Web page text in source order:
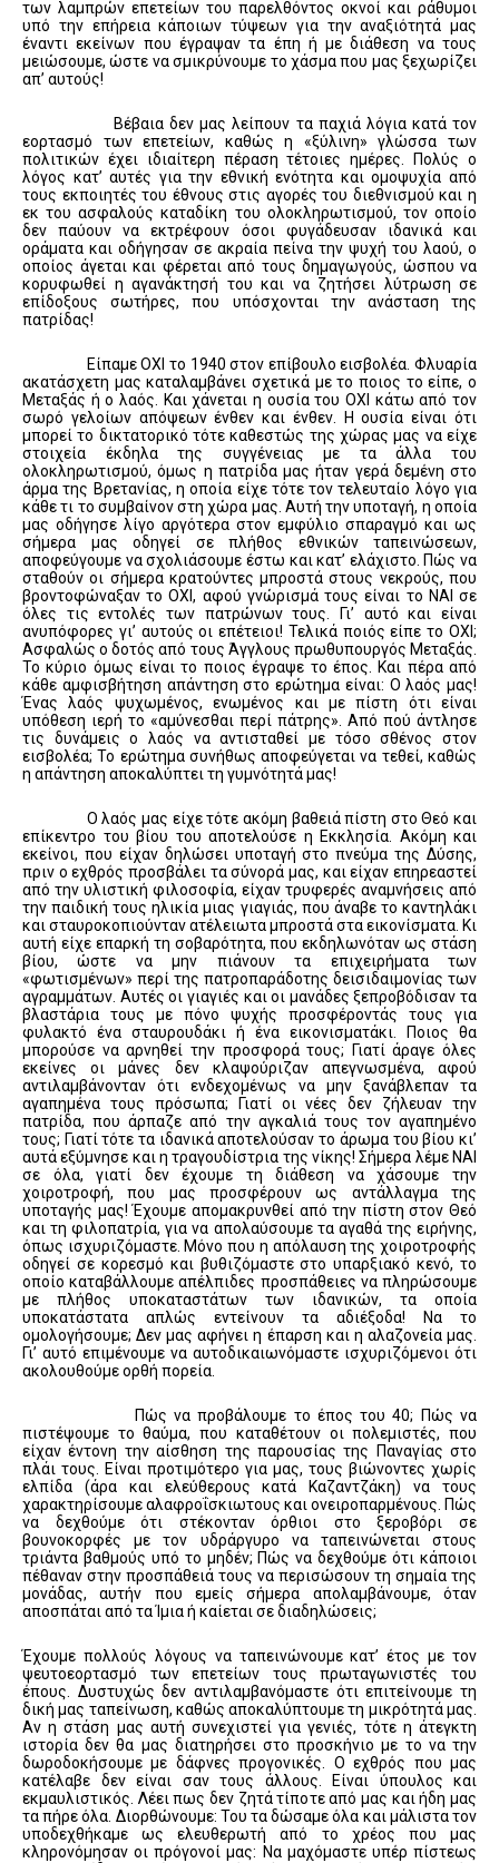
των λαμπρών επετείων του παρελθόντος οκνοί και ράθυμοι
υπό την επήρεια κάποιων τύψεων για την αναξιότητά μας
έναντι εκείνων που έγραψαν τα έπη ή με διάθεση να τους
μειώσουμε, ώστε να σμικρύνουμε το χάσμα που μας ξεχωρίζει
απ’ αυτούς!
Βέβαια δεν μας λείπουν τα παχιά λόγια κατά τον
εορτασμό των επετείων, καθώς η «ξύλινη» γλώσσα των
πολιτικών έχει ιδιαίτερη πέραση τέτοιες ημέρες. Πολύς ο
λόγος κατ’ αυτές για την εθνική ενότητα και ομοψυχία από
τους εκποιητές του έθνους στις αγορές του διεθνισμού και η
εκ του ασφαλούς καταδίκη του ολοκληρωτισμού, τον οποίο
δεν παύουν να εκτρέφουν όσοι φυγάδευσαν ιδανικά και
οράματα και οδήγησαν σε ακραία πείνα την ψυχή του λαού, ο
οποίος άγεται και φέρεται από τους δημαγωγούς, ώσπου να
κορυφωθεί η αγανάκτησή του και να ζητήσει λύτρωση σε
επίδοξους σωτήρες, που υπόσχονται την ανάσταση της
πατρίδας!
Είπαμε ΟΧΙ το 1940 στον επίβουλο εισβολέα. Φλυαρία
ακατάσχετη μας καταλαμβάνει σχετικά με το ποιος το είπε, ο
Μεταξάς ή ο λαός. Και χάνεται η ουσία του ΟΧΙ κάτω από τον
σωρό γελοίων απόψεων ένθεν και ένθεν. Η ουσία είναι ότι
μπορεί το δικτατορικό τότε καθεστώς της χώρας μας να είχε
στοιχεία έκδηλα της συγγένειας με τα άλλα του
ολοκληρωτισμού, όμως η πατρίδα μας ήταν γερά δεμένη στο
άρμα της Βρετανίας, η οποία είχε τότε τον τελευταίο λόγο για
κάθε τι το συμβαίνον στη χώρα μας. Αυτή την υποταγή, η οποία
μας οδήγησε λίγο αργότερα στον εμφύλιο σπαραγμό και ως
σήμερα μας οδηγεί σε πλήθος εθνικών ταπεινώσεων,
αποφεύγουμε να σχολιάσουμε έστω και κατ’ ελάχιστο. Πώς να
σταθούν οι σήμερα κρατούντες μπροστά στους νεκρούς, που
βροντοφώναξαν το ΟΧΙ, αφού γνώρισμά τους είναι το ΝΑΙ σε
όλες τις εντολές των πατρώνων τους. Γι’ αυτό και είναι
ανυπόφορες γι’ αυτούς οι επέτειοι! Τελικά ποιός είπε το ΟΧΙ;
Ασφαλώς ο δοτός από τους Άγγλους πρωθυπουργός Μεταξάς.
Το κύριο όμως είναι το ποιος έγραψε το έπος. Και πέρα από
κάθε αμφισβήτηση απάντηση στο ερώτημα είναι: Ο λαός μας!
Ένας λαός ψυχωμένος, ενωμένος και με πίστη ότι είναι
υπόθεση ιερή το «αμύνεσθαι περί πάτρης». Από πού άντλησε
τις δυνάμεις ο λαός να αντισταθεί με τόσο σθένος στον
εισβολέα; Το ερώτημα συνήθως αποφεύγεται να τεθεί, καθώς
η απάντηση αποκαλύπτει τη γυμνότητά μας!
Ο λαός μας είχε τότε ακόμη βαθειά πίστη στο Θεό και
επίκεντρο του βίου του αποτελούσε η Εκκλησία. Ακόμη και
εκείνοι, που είχαν δηλώσει υποταγή στο πνεύμα της Δύσης,
πριν ο εχθρός προσβάλει τα σύνορά μας, και είχαν επηρεαστεί
από την υλιστική φιλοσοφία, είχαν τρυφερές αναμνήσεις από
την παιδική τους ηλικία μιας γιαγιάς, που άναβε το καντηλάκι
και σταυροκοπιούνταν ατέλειωτα μπροστά στα εικονίσματα. Κι
αυτή είχε επαρκή τη σοβαρότητα, που εκδηλωνόταν ως στάση
βίου, ώστε να μην πιάνουν τα επιχειρήματα των
«φωτισμένων» περί της πατροπαράδοτης δεισιδαιμονίας των
αγραμμάτων. Αυτές οι γιαγιές και οι μανάδες ξεπροβόδισαν τα
βλαστάρια τους με πόνο ψυχής προσφέροντάς τους για
φυλακτό ένα σταυρουδάκι ή ένα εικονισματάκι. Ποιος θα
μπορούσε να αρνηθεί την προσφορά τους; Γιατί άραγε όλες
εκείνες οι μάνες δεν κλαψούριζαν απεγνωσμένα, αφού
αντιλαμβάνονταν ότι ενδεχομένως να μην ξανάβλεπαν τα
αγαπημένα τους πρόσωπα; Γιατί οι νέες δεν ζήλευαν την
πατρίδα, που άρπαζε από την αγκαλιά τους τον αγαπημένο
τους; Γιατί τότε τα ιδανικά αποτελούσαν το άρωμα του βίου κι’
αυτά εξύμνησε και η τραγουδίστρια της νίκης! Σήμερα λέμε ΝΑΙ
σε όλα, γιατί δεν έχουμε τη διάθεση να χάσουμε την
χοιροτροφή, που μας προσφέρουν ως αντάλλαγμα της
υποταγής μας! Έχουμε απομακρυνθεί από την πίστη στον Θεό
και τη φιλοπατρία, για να απολαύσουμε τα αγαθά της ειρήνης,
όπως ισχυριζόμαστε. Μόνο που η απόλαυση της χοιροτροφής
οδηγεί σε κορεσμό και βυθιζόμαστε στο υπαρξιακό κενό, το
οποίο καταβάλλουμε απέλπιδες προσπάθειες να πληρώσουμε
με πλήθος υποκαταστάτων των ιδανικών, τα οποία
υποκατάστατα απλώς εντείνουν τα αδιέξοδα! Να το
ομολογήσουμε; Δεν μας αφήνει η έπαρση και η αλαζονεία μας.
Γι’ αυτό επιμένουμε να αυτοδικαιωνόμαστε ισχυριζόμενοι ότι
ακολουθούμε ορθή πορεία.
Πώς να προβάλουμε το έπος του 40; Πώς να
πιστέψουμε το θαύμα, που καταθέτουν οι πολεμιστές, που
είχαν έντονη την αίσθηση της παρουσίας της Παναγίας στο
πλάι τους. Είναι προτιμότερο για μας, τους βιώνοντες χωρίς
ελπίδα (άρα και ελεύθερους κατά Καζαντζάκη) να τους
χαρακτηρίσουμε αλαφροΐσκιωτους και ονειροπαρμένους. Πώς
να δεχθούμε ότι στέκονταν όρθιοι στο ξεροβόρι σε
βουνοκορφές με τον υδράργυρο να ταπεινώνεται στους
τριάντα βαθμούς υπό το μηδέν; Πώς να δεχθούμε ότι κάποιοι
πέθαναν στην προσπάθειά τους να περισώσουν τη σημαία της
μονάδας, αυτήν που εμείς σήμερα απολαμβάνουμε, όταν
αποσπάται από τα Ίμια ή καίεται σε διαδηλώσεις;
Έχουμε πολλούς λόγους να ταπεινώνουμε κατ’ έτος με τον
ψευτοεορτασμό των επετείων τους πρωταγωνιστές του
έπους. Δυστυχώς δεν αντιλαμβανόμαστε ότι επιτείνουμε τη
δική μας ταπείνωση, καθώς αποκαλύπτουμε τη μικρότητά μας.
Αν η στάση μας αυτή συνεχιστεί για γενιές, τότε η άτεγκτη
ιστορία δεν θα μας διατηρήσει στο προσκήνιο με το να την
δωροδοκήσουμε με δάφνες προγονικές. Ο εχθρός που μας
κατέλαβε δεν είναι σαν τους άλλους. Είναι ύπουλος και
εκμαυλιστικός. Λέει πως δεν ζητά τίποτε από μας και ήδη μας
τα πήρε όλα. Διορθώνουμε: Του τα δώσαμε όλα και μάλιστα τον
υποδεχθήκαμε ως ελευθερωτή από το χρέος που μας
κληρονόμησαν οι πρόγονοί μας: Να μαχόμαστε υπέρ πίστεως